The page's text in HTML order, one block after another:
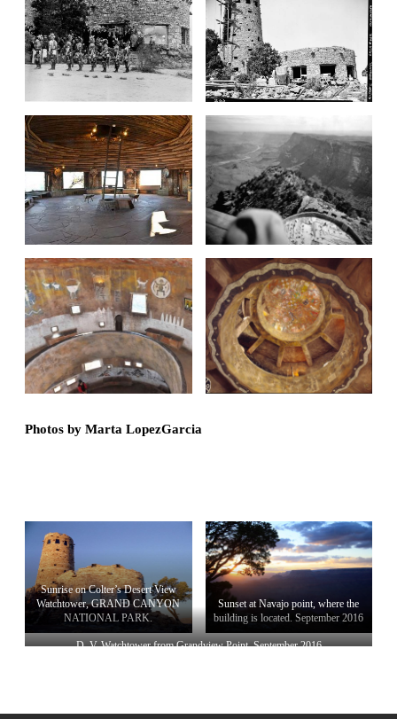
Photos by Marta LopezGarcia
Sunrise on Colter’s Desert View
Watchtower, GRAND CANYON
NATIONAL PARK.
Sunset at Navajo point, where the
building is located. September 2016
D. V. Watchtower from Grandview Point. September 2016